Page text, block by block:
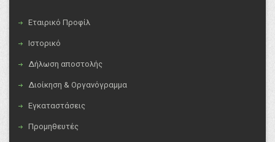
Εταιρικό Προφίλ
Ιστορικό
Δήλωση αποστολής
Διοίκηση & Οργανόγραμμα
Εγκαταστάσεις
Προμηθευτές